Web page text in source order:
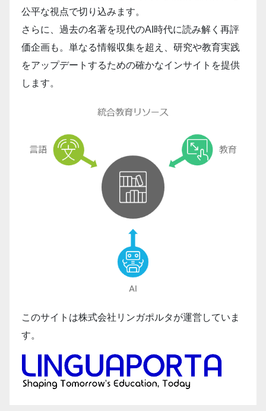
公平な視点で切り込みます。
さらに、過去の名著を現代のAI時代に読み解く再評
価企画も。単なる情報収集を超え、研究や教育実践
をアップデートするための確かなインサイトを提供
します。
このサイトは株式会社リンガポルタが運営していま
す。